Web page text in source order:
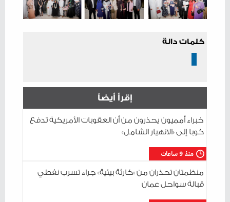
كلمات دالة
إقرأ أيضاً
منذ 9 ساعات
خبراء أمميون يحذرون من أن العقوبات الأمريكية تدفع
كوبا إلى «الانهيار الشامل»
منظمتان تحذران من «كارثة بيئية» جراء تسرب نفطي
قبالة سواحل عمان